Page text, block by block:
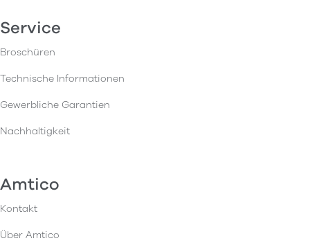
Service
Broschüren
Technische Informationen
Gewerbliche Garantien
Nachhaltigkeit
Amtico
Kontakt
Über Amtico